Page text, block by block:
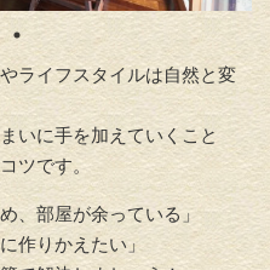
ライフスタイルは自然と変
いに手を加えていくこと
ツです。
、部屋が余っている」
作りかえたい」